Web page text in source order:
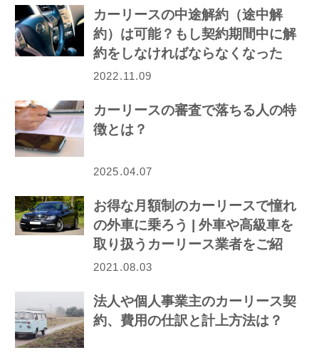
カーリースの中途解約（途中解
約）は可能？もし契約期間中に解
約をしなければならなくなった
ら…
2022.11.09
カーリースの審査で落ちる人の特
徴とは？
2025.04.07
お得な月額制のカーリースで憧れ
の外車に乗ろう | 外車や高級車を
取り扱うカーリース業者をご紹
介！
2021.08.03
法人や個人事業主のカーリース契
約、費用の仕訳と計上方法は？